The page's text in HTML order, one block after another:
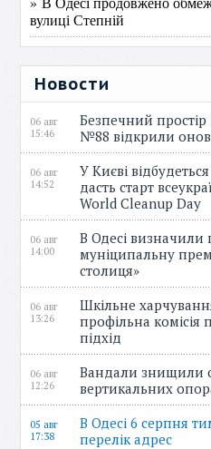
вулиці Степній
Новости
06 авг
15:46
Безпечний
№88 відкрили
06 авг
14:52
У Києві
дасть старт
World Cleanup Day
06 авг
14:00
В Одесі визначили
муніципальну
столиця»
06 авг
13:26
Шкільне
профільна
підхід
06 авг
12:26
Вандали знищили
вертикальних
05 авг
17:38
В Одесі 6 серпня
перелік адрес